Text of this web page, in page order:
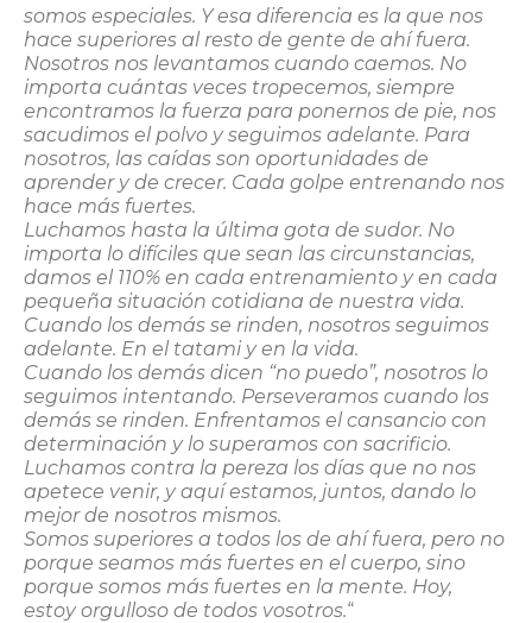
somos especiales. Y esa diferencia es la que nos
hace superiores al resto de gente de ahí fuera.
Nosotros nos levantamos cuando caemos. No
importa cuántas veces tropecemos, siempre
encontramos la fuerza para ponernos de pie, nos
sacudimos el polvo y seguimos adelante. Para
nosotros, las caídas son oportunidades de
aprender y de crecer. Cada golpe entrenando nos
hace más fuertes.
Luchamos hasta la última gota de sudor. No
importa lo difíciles que sean las circunstancias,
damos el 110% en cada entrenamiento y en cada
pequeña situación cotidiana de nuestra vida.
Cuando los demás se rinden, nosotros seguimos
adelante. En el tatami y en la vida.
Cuando los demás dicen “no puedo”, nosotros lo
seguimos intentando. Perseveramos cuando los
demás se rinden. Enfrentamos el cansancio con
determinación y lo superamos con sacrificio.
Luchamos contra la pereza los días que no nos
apetece venir, y aquí estamos, juntos, dando lo
mejor de nosotros mismos.
Somos superiores a todos los de ahí fuera, pero no
porque seamos más fuertes en el cuerpo, sino
porque somos más fuertes en la mente. Hoy,
estoy orgulloso de todos vosotros.“